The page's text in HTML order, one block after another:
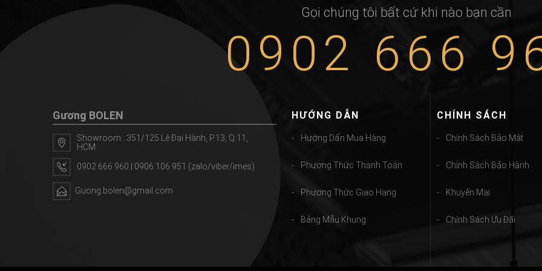
Gọi chúng tôi bất cứ khi nào bạn cần
0902 666
Gương BOLEN
Showroom : 351/125 Lê Đại Hành, P.13, Q.11,
HCM
0902 666 960 | 0906 106 951 (zalo/viber/imes)
Guong.bolen@gmail.com
HƯỚNG DẪN
Hướng Dẩn Mua Hàng
Phương Thức Thanh Toán
Phương Thức Giao Hang
Bảng Mẫu Khung
CHÍNH SÁCH
Chính Sách Bảo Mật
Chính Sách Bảo Hành
Khuyến Mại
Chính Sách Ưu Đãi